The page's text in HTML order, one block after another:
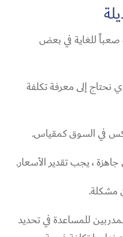
صعباً للغاية في بعض
نحتاج إلى معرفة تكلفة
في السوق كمقياس.
، يجب تقدير الأسعار.
مشكلة.
للمساعدة في تحديد